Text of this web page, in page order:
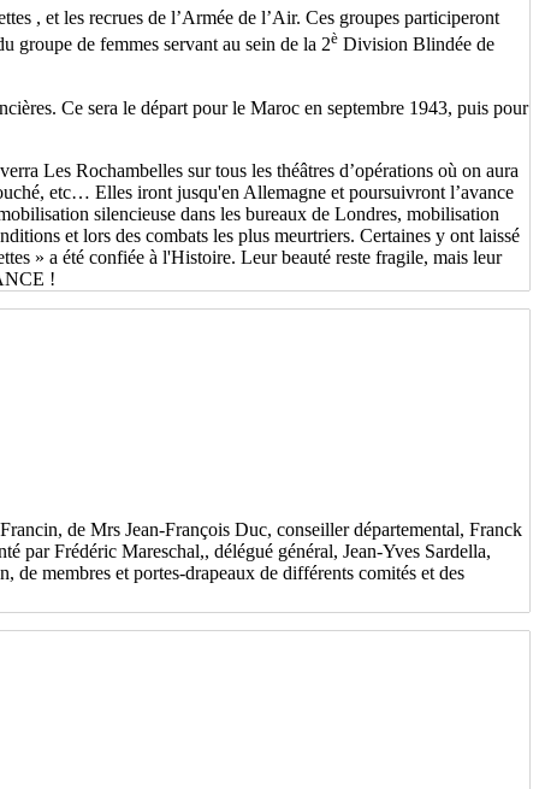
, et les recrues de l’Armée de l’Air. Ces groupes participeront
groupe de femmes servant au sein de la 2è Division Blindée de
Ce sera le départ pour le Maroc en septembre 1943, puis pour
Les Rochambelles sur tous les théâtres d’opérations où on aura
etc… Elles iront jusqu'en Allemagne et poursuivront l’avance
silencieuse dans les bureaux de Londres, mobilisation
et lors des combats les plus meurtriers. Certaines y ont laissé
» a été confiée à l'Histoire. Leur beauté reste fragile, mais leur
!
de Mrs Jean-François Duc, conseiller départemental, Franck
par Frédéric Mareschal,, délégué général, Jean-Yves Sardella,
membres et portes-drapeaux de différents comités et des